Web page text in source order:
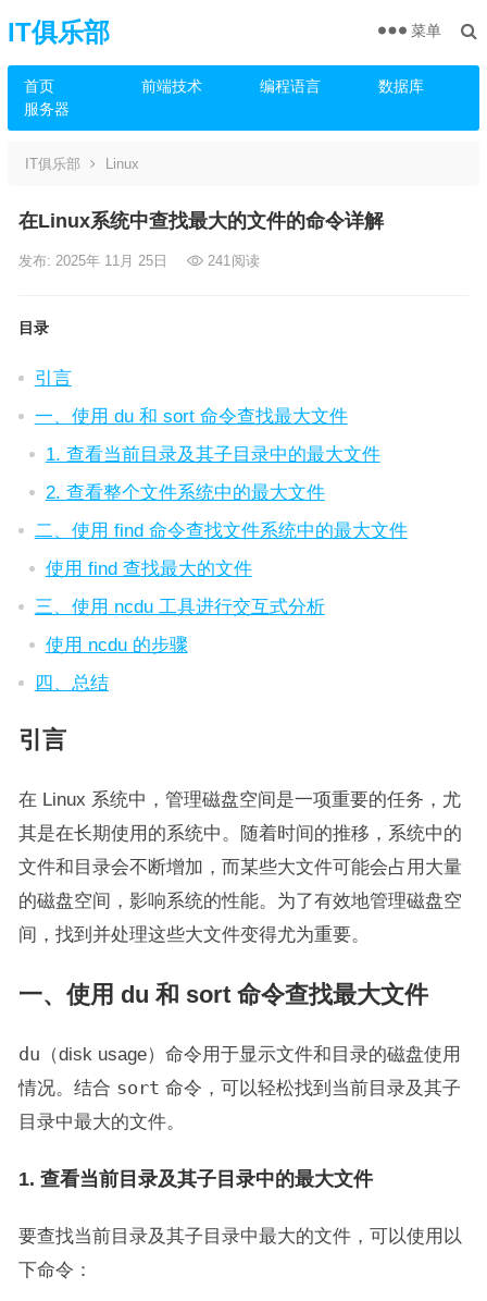
IT俱乐部
首页 前端技术 编程语言
数据库
服务器
菜单
IT俱乐部 Linux
在Linux系统中查找最大的文件的命令详解
发布: 2025年 11月 25日 241阅读
目录
引言
一、使用 du 和 sort 命令查找最大文件
1. 查看当前目录及其子目录中的最大文件
2. 查看整个文件系统中的最大文件
二、使用 find 命令查找文件系统中的最大文件
使用 find 查找最大的文件
三、使用 ncdu 工具进行交互式分析
使用 ncdu 的步骤
四、总结
引言
在 Linux 系统中，管理磁盘空间是一项重要的任务，尤
其是在长期使用的系统中。随着时间的推移，系统中的
文件和目录会不断增加，而某些大文件可能会占用大量
的磁盘空间，影响系统的性能。为了有效地管理磁盘空
间，找到并处理这些大文件变得尤为重要。
一、使用 du 和 sort 命令查找最大文件
du （disk usage）命令用于显示文件和目录的磁盘使用
情况。结合 sort 命令，可以轻松找到当前目录及其子
目录中最大的文件。
1. 查看当前目录及其子目录中的最大文件
要查找当前目录及其子目录中最大的文件，可以使用以
下命令：